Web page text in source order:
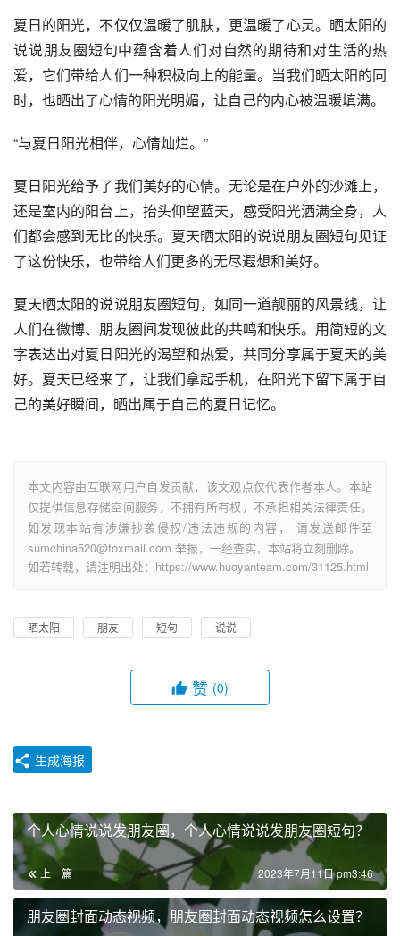
夏日的阳光，不仅仅温暖了肌肤，更温暖了心灵。晒太阳的
说说朋友圈短句中蕴含着人们对自然的期待和对生活的热
爱，它们带给人们一种积极向上的能量。当我们晒太阳的同
时，也晒出了心情的阳光明媚，让自己的内心被温暖填满。
“与夏日阳光相伴，心情灿烂。”
夏日阳光给予了我们美好的心情。无论是在户外的沙滩上，
还是室内的阳台上，抬头仰望蓝天，感受阳光洒满全身，人
们都会感到无比的快乐。夏天晒太阳的说说朋友圈短句见证
了这份快乐，也带给人们更多的无尽遐想和美好。
夏天晒太阳的说说朋友圈短句，如同一道靓丽的风景线，让
人们在微博、朋友圈间发现彼此的共鸣和快乐。用简短的文
字表达出对夏日阳光的渴望和热爱，共同分享属于夏天的美
好。夏天已经来了，让我们拿起手机，在阳光下留下属于自
己的美好瞬间，晒出属于自己的夏日记忆。
本文内容由互联网用户自发贡献，该文观点仅代表作者本人。本站
仅提供信息存储空间服务，不拥有所有权，不承担相关法律责任。
如发现本站有涉嫌抄袭侵权/违法违规的内容， 请发送邮件至
sumchina520@foxmail.com 举报，一经查实，本站将立刻删除。
如若转载，请注明出处：https://www.huoyanteam.com/31125.html
晒太阳 朋友 短句 说说
赞 (0)
生成海报
个人心情说说发朋友圈，个人心情说说发朋友圈短句？
上一篇 2023年7月11日 pm3:46
朋友圈封面动态视频，朋友圈封面动态视频怎么设置？